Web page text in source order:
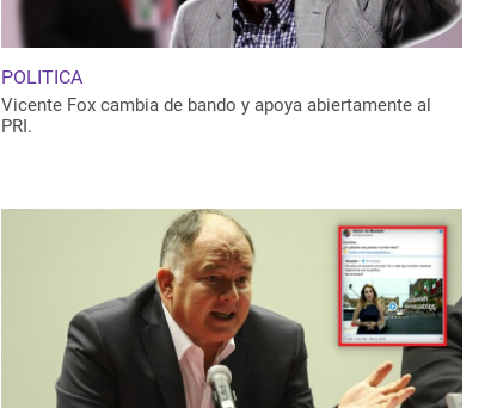
POLITICA
Vicente Fox cambia de bando y apoya abiertamente al
PRI.